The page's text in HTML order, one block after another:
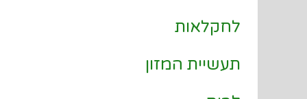
לחקלאות
תעשיית המזון